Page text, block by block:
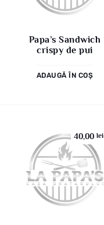
Papa’s Sandwich
crispy de pui
ADAUGĂ ÎN COȘ
40,00lei